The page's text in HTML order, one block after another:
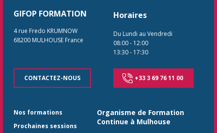
GIFOP FORMATION
4 rue Fredo KRUMNOW
68200 MULHOUSE France
CONTACTEZ-NOUS
Horaires
Du Lundi au Vendredi
08:00- 12:00
13:30- 17:30
+33 3 69 76 11 00
Nos formations
Prochaines sessions
Organisme de Formation
Continue à Mulhouse